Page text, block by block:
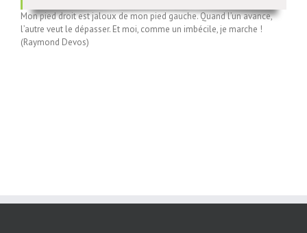
Mon pied droit est jaloux de mon pied gauche. Quand l’un avance,
l’autre veut le dépasser. Et moi, comme un imbécile, je marche !
(Raymond Devos)